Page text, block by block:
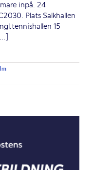
inpå. 24
Plats Salkhallen
15